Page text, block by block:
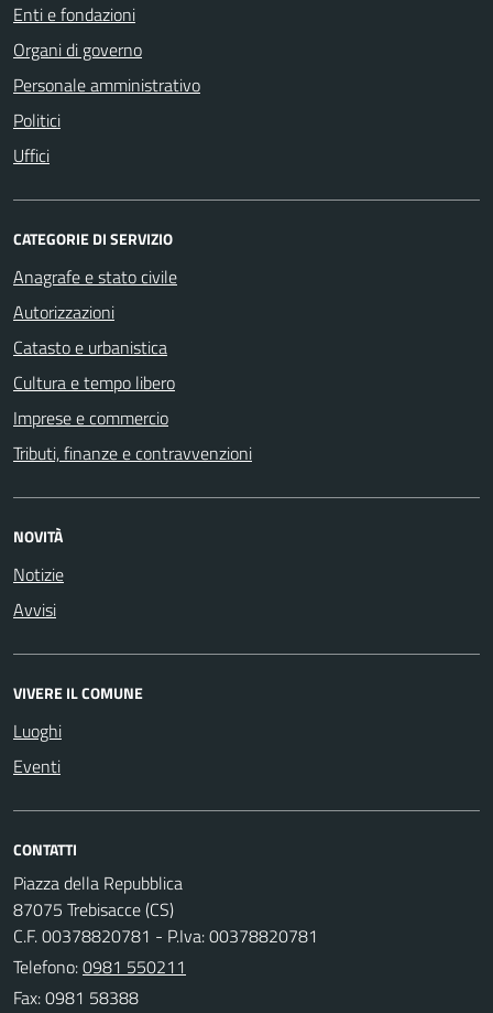
Enti e fondazioni
Organi di governo
Personale amministrativo
Politici
Uffici
CATEGORIE DI SERVIZIO
Anagrafe e stato civile
Autorizzazioni
Catasto e urbanistica
Cultura e tempo libero
Imprese e commercio
Tributi, finanze e contravvenzioni
NOVITÀ
Notizie
Avvisi
VIVERE IL COMUNE
Luoghi
Eventi
CONTATTI
Piazza della Repubblica
87075 Trebisacce (CS)
C.F. 00378820781 - P.Iva: 00378820781
Telefono:0981 550211
Fax: 0981 58388